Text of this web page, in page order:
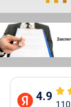
4.9
110